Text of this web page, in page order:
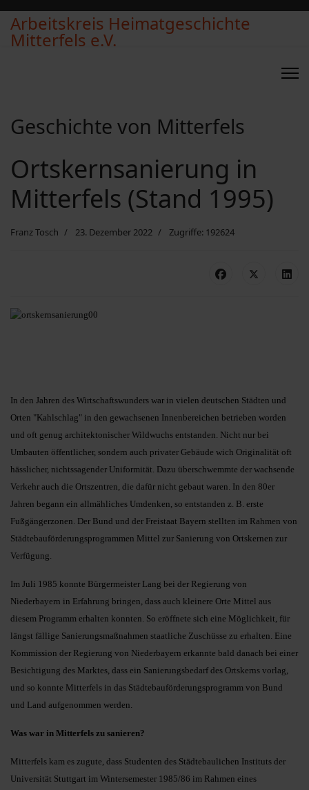
Arbeitskreis Heimatgeschichte
Mitterfels e.V.
Geschichte von Mitterfels
Ortskernsanierung in
Mitterfels (Stand 1995)
Franz Tosch 23. Dezember 2022 Zugriffe: 192624
In den Jahren des Wirtschaftswunders war in vielen deutschen Städten und
Orten "Kahlschlag" in den gewachsenen Innenbereichen betrieben worden
und oft genug architektonischer Wildwuchs entstanden. Nicht nur bei
Umbauten öffentlicher, sondern auch privater Gebäude wich Originalität oft
hässlicher, nichtssagender Uniformität. Dazu überschwemmte der wachsende
Verkehr auch die Ortszentren, die dafür nicht gebaut waren. In den 80er
Jahren begann ein allmähliches Umdenken, so entstanden z. B. erste
Fußgängerzonen. Der Bund und der Freistaat Bayern stellten im Rahmen von
Städtebauförderungsprogrammen Mittel zur Sanierung von Ortskernen zur
Verfügung.
Im Juli 1985 konnte Bürgermeister Lang bei der Regierung von
Niederbayern in Erfahrung bringen, dass auch kleinere Orte Mittel aus
diesem Programm erhalten konnten. So eröffnete sich eine Möglichkeit, für
längst fällige Sanierungsmaßnahmen staatliche Zuschüsse zu erhalten. Eine
Kommission der Regierung von Niederbayern erkannte bald danach bei einer
Besichtigung des Marktes, dass ein Sanierungsbedarf des Ortskerns vorlag,
und so konnte Mitterfels in das Städtebauförderungsprogramm von Bund
und Land aufgenommen werden.
Was war in Mitterfels zu sanieren?
Mitterfels kam es zugute, dass Studenten des Städtebaulichen Instituts der
Universität Stuttgart im Wintersemester 1985/86 im Rahmen eines